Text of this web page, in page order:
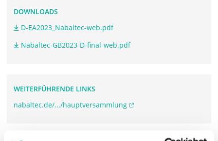
DOWNLOADS
D-EA2023_Nabaltec-web.pdf
Nabaltec-GB2023-D-final-web.pdf
WEITERFÜHRENDE LINKS
nabaltec.de/.../hauptversammlung